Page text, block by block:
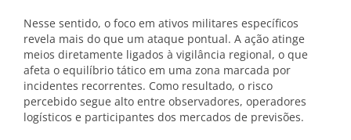
Nesse sentido, o foco em ativos militares específicos
revela mais do que um ataque pontual. A ação atinge
meios diretamente ligados à vigilância regional, o que
afeta o equilíbrio tático em uma zona marcada por
incidentes recorrentes. Como resultado, o risco
percebido segue alto entre observadores, operadores
logísticos e participantes dos mercados de previsões.